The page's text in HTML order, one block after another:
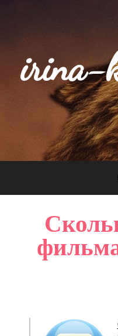
irina-
О САЙТЕ
ГАЛЕРЕЯ